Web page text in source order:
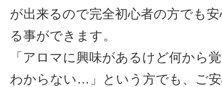
が出来るので完全初心者の方でも
る事ができます。
「アロマに興味があるけど何から
わからない…」という方でも、ご